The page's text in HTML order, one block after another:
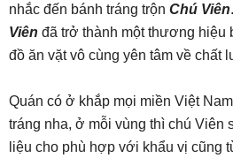
nhắc đến bánh tráng trộn Chú Viên
Viên đã trở thành một thương hiệu
đồ ăn vặt vô cùng yên tâm về chất
Quán có ở khắp mọi miền Việt
tráng nha, ở mỗi vùng thì chú Viên
liệu cho phù hợp với khẩu vị cũng